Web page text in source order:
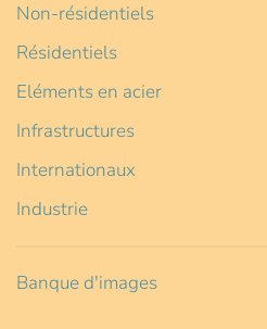
Non-résidentiels
Résidentiels
Eléments en acier
Infrastructures
Internationaux
Industrie
Banque d'images